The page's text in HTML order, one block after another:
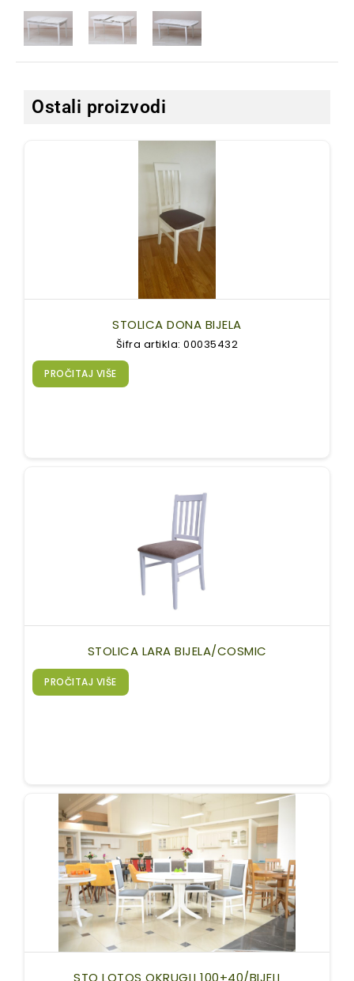
Ostali proizvodi
STOLICA DONA BIJELA
Šifra artikla: 00035432
PROČITAJ VIŠE
STOLICA LARA BIJELA/COSMIC
PROČITAJ VIŠE
STO LOTOS OKRUGLI 100+40/BIJELI